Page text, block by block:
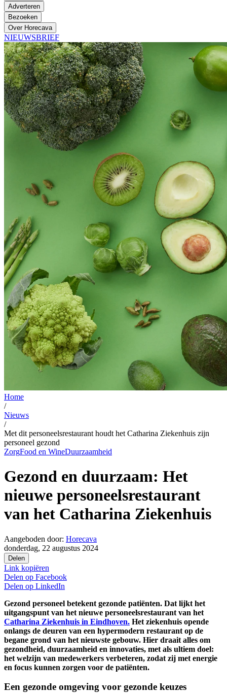
Adverteren
Bezoeken
Over Horecava
NIEUWSBRIEF
Home
/
Nieuws
/
Met dit personeelsrestaurant houdt het Catharina Ziekenhuis zijn
personeel gezond
ZorgFood en WineDuurzaamheid
Gezond en duurzaam: Het
nieuwe personeelsrestaurant
van het Catharina Ziekenhuis
Aangeboden door: Horecava
donderdag, 22 augustus 2024
Delen
Link kopiëren
Delen op Facebook
Delen op LinkedIn
Gezond personeel betekent gezonde patiënten. Dat lijkt het
uitgangspunt van het nieuwe personeelsrestaurant van het
Catharina Ziekenhuis in Eindhoven. Het ziekenhuis opende
onlangs de deuren van een hypermodern restaurant op de
begane grond van het nieuwste gebouw. Hier draait alles om
gezondheid, duurzaamheid en innovaties, met als ultiem doel:
het welzijn van medewerkers verbeteren, zodat zij met energie
en focus kunnen zorgen voor de patiënten.
Een gezonde omgeving voor gezonde keuzes